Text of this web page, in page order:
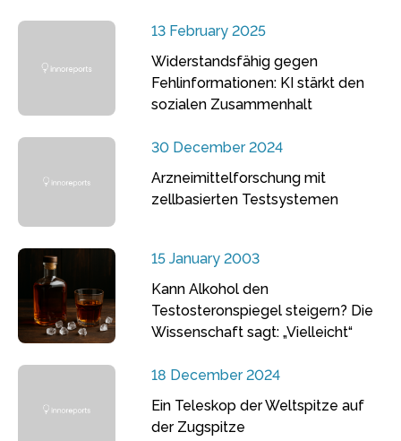
13 February 2025
Widerstandsfähig gegen
Fehlinformationen: KI stärkt den
sozialen Zusammenhalt
30 December 2024
Arzneimittelforschung mit
zellbasierten Testsystemen
15 January 2003
Kann Alkohol den
Testosteronspiegel steigern? Die
Wissenschaft sagt: „Vielleicht“
18 December 2024
Ein Teleskop der Weltspitze auf
der Zugspitze